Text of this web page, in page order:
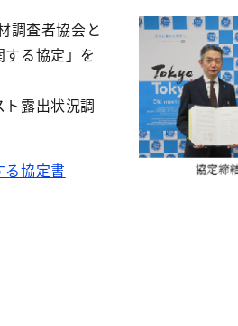
調査者協会と
る協定」を
露出状況調
協定書